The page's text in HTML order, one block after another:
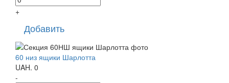
+
Добавить
60 низ ящики Шарлотта
UAH. 0
-